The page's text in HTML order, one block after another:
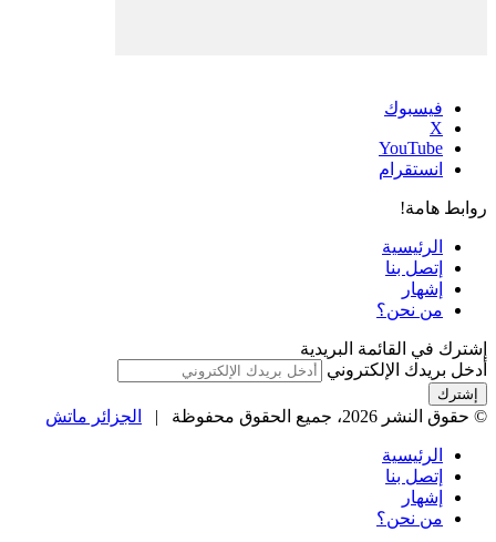
فيسبوك
‫X
‫YouTube
انستقرام
روابط هامة!
الرئيسية
إتصل بنا
إشهار
من نحن؟
إشترك في القائمة البريدية
أدخل بريدك الإلكتروني
© حقوق النشر 2026، جميع الحقوق محفوظة | الجزائر ماتش
الرئيسية
إتصل بنا
إشهار
من نحن؟